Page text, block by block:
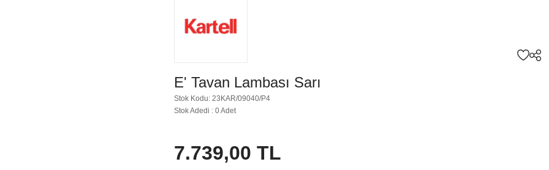
E' Tavan Lambası Sarı
Stok Kodu: 23KAR/09040/P4
Stok Adedi : 0 Adet
7.739,00 TL